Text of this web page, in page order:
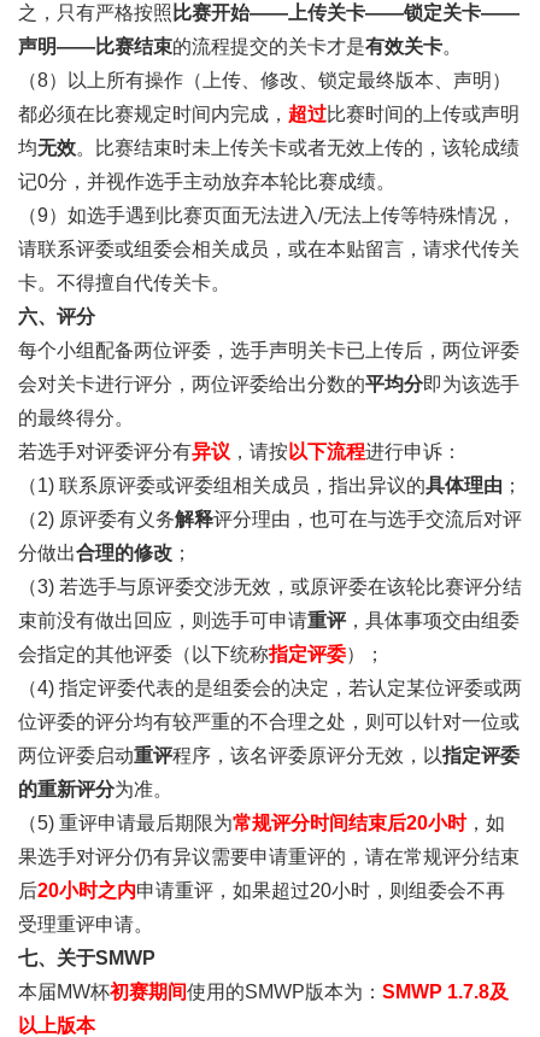
之，只有严格按照 比赛开始—— 上传关卡——锁定关卡——
声明——比赛结束的流程提交的关卡才是有效关卡。
（8）以上所有操作（上传、修改、锁定最终版本、声明）
都必须在比赛规定时间内完成， 超过比赛时间的上传或声明
均无效。比赛结束时未上传关卡或者无效上传的，该轮成绩
记0分，并视作选手主动放弃本轮比赛成绩。
（9）如选手遇到比赛页面无法进入/无法上传等特殊情况，
请联系评委或组委会相关成员，或在本贴留言，请求代传关
卡。不得擅自代传关卡。
六、评分
每个小组配备两位评委，选手声明关卡已上传后，两位评委
会对关卡进行评分，两位评委给出分数的平均分即为该选手
的最终得分。
若选手对评委评分有异议 ，请按以下流程进行申诉：
（1) 联系原评委或评委组相关成员，指出异议的具体理由 ；
（2) 原评委有义务解释评分理由，也可在与选手交流后对评
分做出合理的修改 ；
（3) 若选手与原评委交涉无效，或原评委在该轮比赛评分结
束前没有做出回应，则选手可申请重评，具体事项交由组委
会指定的其他评委（以下统称指定评委）；
（4) 指定评委代表的是组委会的决定，若认定某位评委或两
位评委的评分均有较严重的不合理之处，则可以针对一位或
两位评委启动重评程序，该名评委原评分无效，以指定评委
的重新评分为准。
（5) 重评申请最后期限为常规评分时间结束后20小时，如
果选手对评分仍有异议需要申请重评的，请在常规评分结束
后20小时之内申请重评，如果超过20小时，则组委会不再
受理重评申请。
七、关于SMWP
本届MW杯初赛期间使用的SMWP版本为： SMWP 1.7.8及
以上版本